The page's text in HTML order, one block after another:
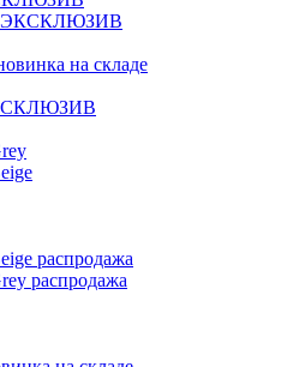
ЭКСКЛЮЗИВ
на складе
распродажа
распродажа